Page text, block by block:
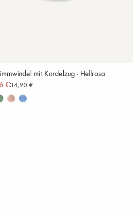
mit Kordelzug - Hellrosa
€34,90 €